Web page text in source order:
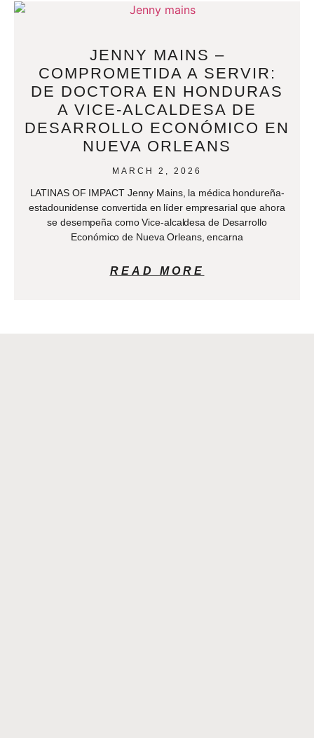
JENNY MAINS –
COMPROMETIDA A SERVIR:
DE DOCTORA EN HONDURAS
A VICE-ALCALDESA DE
DESARROLLO ECONÓMICO EN
NUEVA ORLEANS
MARCH 2, 2026
LATINAS OF IMPACT Jenny Mains, la médica hondureña-
estadounidense convertida en líder empresarial que ahora
se desempeña como Vice-alcaldesa de Desarrollo
Económico de Nueva Orleans, encarna
READ MORE